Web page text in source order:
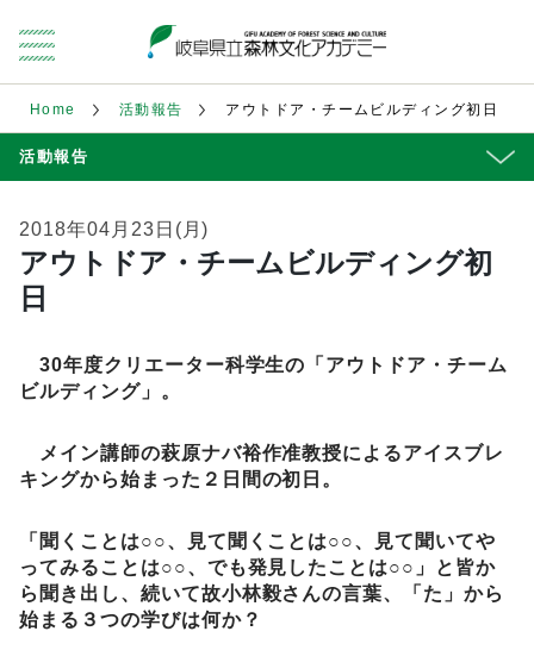
Home 活動報告 アウトドア・チームビルディング初日
活動報告
2018年04月23日(月)
アウトドア・チームビルディング初
日
30年度クリエーター科学生の「アウトドア・チーム
ビルディング」。
メイン講師の萩原ナバ裕作准教授によるアイスブレ
キングから始まった２日間の初日。
「 聞くことは○○、見て聞くことは○○、見て聞いてや
ってみることは○○、でも発見したことは○○」と皆か
ら聞き出し、続いて故小林毅さんの言葉、「た」から
始まる３つの学びは何か？